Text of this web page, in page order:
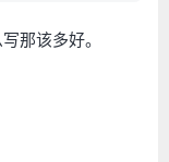
那该多好。